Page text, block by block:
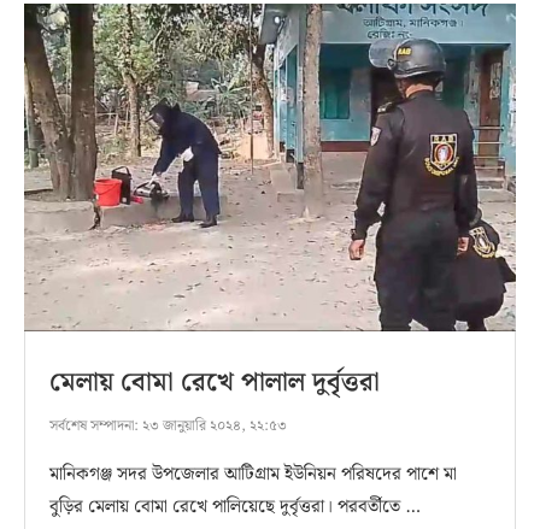
মেলায় বোমা রেখে পালাল দুর্বৃত্তরা
সর্বশেষ সম্পাদনা: ২৩ জানুয়ারি ২০২৪, ২২:৫৩
মানিকগঞ্জ সদর উপজেলার আটিগ্রাম ইউনিয়ন পরিষদের পাশে মা
বুড়ির মেলায় বোমা রেখে পালিয়েছে দুর্বৃত্তরা। পরবর্তীতে …